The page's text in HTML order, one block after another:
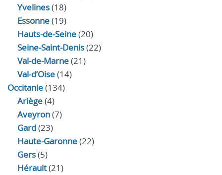
Yvelines(18)
Essonne(19)
Hauts-de-Seine(20)
Seine-Saint-Denis(22)
Val-de-Marne(21)
Val-d’Oise(14)
Occitanie(134)
Ariège(4)
Aveyron(7)
Gard(23)
Haute-Garonne(22)
Gers(5)
Hérault(21)